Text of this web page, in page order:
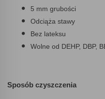
5 mm grubości
Odciąża stawy
Bez lateksu
Wolne od DEHP, DBP,
Sposób czyszczenia